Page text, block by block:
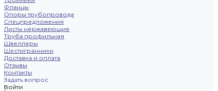
Фланцы
Опоры трубопровода
Спецпредложения
Листы нержавеющие
Труба профильная
Швеллеры
Шестигранники
Доставка и оплата
Отзывы
Контакты
Задать вопрос
Войти